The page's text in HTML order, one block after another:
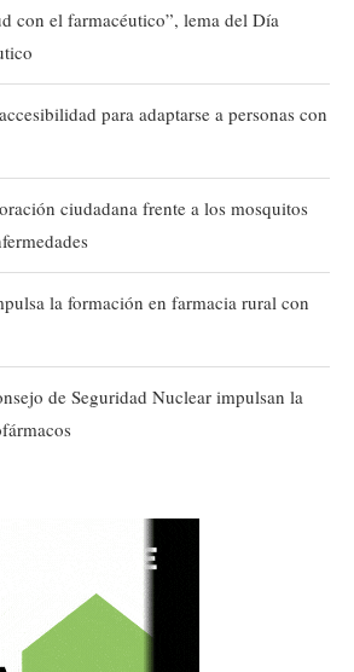
con el farmacéutico”, lema del Día
para adaptarse a personas con
ciudadana frente a los mosquitos
la formación en farmacia rural con
de Seguridad Nuclear impulsan la